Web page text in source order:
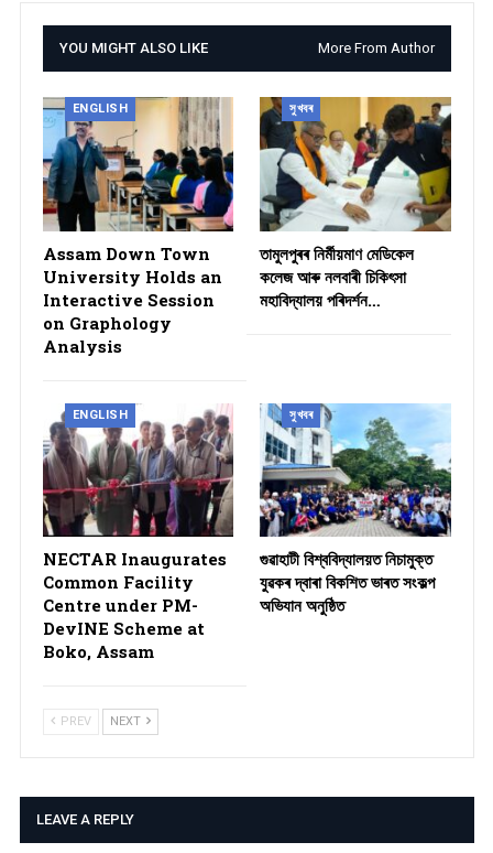
YOU MIGHT ALSO LIKE More From Author
ENGLISH
Assam Down Town
University Holds an
Interactive Session
on Graphology
Analysis
সুখবৰ
তামুলপুৰৰ নিৰ্মীয়মাণ মেডিকেল
কলেজ আৰু নলবাৰী চিকিৎসা
মহাবিদ্যালয় পৰিদৰ্শন…
ENGLISH
NECTAR Inaugurates
Common Facility
Centre under PM-
DevINE Scheme at
Boko, Assam
সুখবৰ
গুৱাহাটী বিশ্ববিদ্যালয়ত নিচামুক্ত
যুৱকৰ দ্বাৰা বিকশিত ভাৰত সংকল্প
অভিযান অনুষ্ঠিত
PREV NEXT
LEAVE A REPLY